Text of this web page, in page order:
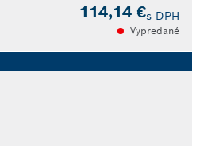
114,14 €s DPH
Vypredané